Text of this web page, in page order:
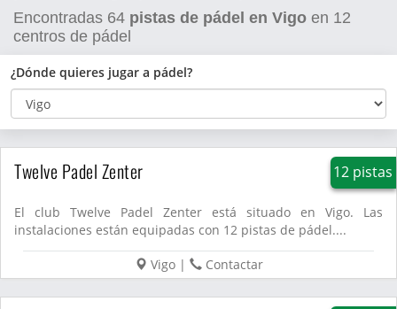
Encontradas 64 pistas de pádel en Vigo en 12
centros de pádel
¿Dónde quieres jugar a pádel?
Twelve Padel Zenter 12 pistas
El club Twelve Padel Zenter está situado en Vigo. Las
instalaciones están equipadas con 12 pistas de pádel....
Vigo| Contactar